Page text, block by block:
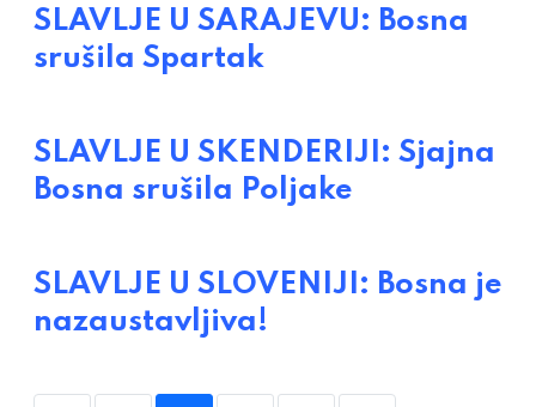
SLAVLJE U SARAJEVU: Bosna
srušila Spartak
SLAVLJE U SKENDERIJI: Sjajna
Bosna srušila Poljake
SLAVLJE U SLOVENIJI: Bosna je
nazaustavljiva!